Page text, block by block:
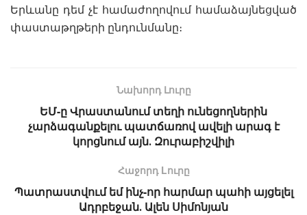
Երևանը դեմ չէ համաժողովում համաձայնեցված
փաստաթղթերի ընդունմանը։
Նախորդ Լուրը
ԵՄ-ը Վրաստանում տեղի ունեցողներին
չարձագանքելու պատճառով ավելի արագ է
կորցնում այն․ Զուրաբիշվիլի
Հաջորդ Lուրը
Պատրաստվում եմ ինչ-որ հարմար պահի այցելել
Ադրբեջան․ Ալեն Սիմոնյան